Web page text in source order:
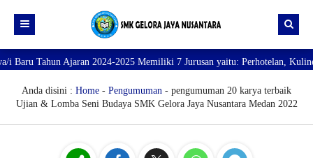
Beranda
Profil
Tahun Ajaran 2024-2025 Memiliki 7 Jurusan yaitu: Perhotelan, Kuliner,
Anda disini : Home - Pengumuman - pengumuman 20 karya terbaik
Ujian & Lomba Seni Budaya SMK Gelora Jaya Nusantara Medan 2022